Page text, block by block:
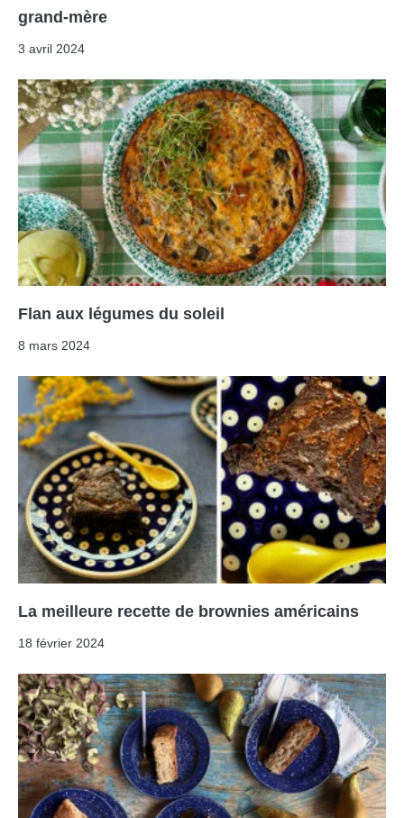
grand-mère
3 avril 2024
Flan aux légumes du soleil
8 mars 2024
La meilleure recette de brownies américains
18 février 2024